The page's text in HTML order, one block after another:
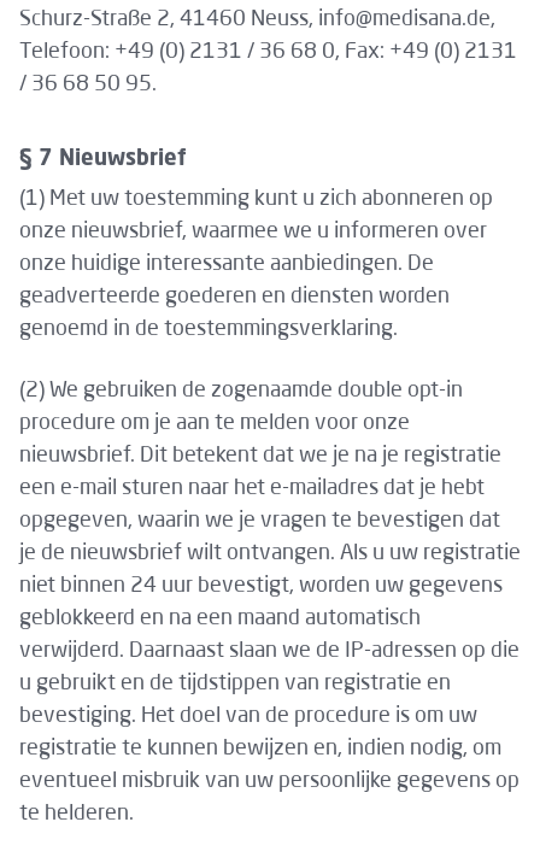
Schurz-Straße 2, 41460 Neuss, info@medisana.de,
Telefoon: +49 (0) 2131 / 36 68 0, Fax: +49 (0) 2131
/ 36 68 50 95.
§ 7 Nieuwsbrief
(1) Met uw toestemming kunt u zich abonneren op
onze nieuwsbrief, waarmee we u informeren over
onze huidige interessante aanbiedingen. De
geadverteerde goederen en diensten worden
genoemd in de toestemmingsverklaring.
(2) We gebruiken de zogenaamde double opt-in
procedure om je aan te melden voor onze
nieuwsbrief. Dit betekent dat we je na je registratie
een e-mail sturen naar het e-mailadres dat je hebt
opgegeven, waarin we je vragen te bevestigen dat
je de nieuwsbrief wilt ontvangen. Als u uw registratie
niet binnen 24 uur bevestigt, worden uw gegevens
geblokkeerd en na een maand automatisch
verwijderd. Daarnaast slaan we de IP-adressen op die
u gebruikt en de tijdstippen van registratie en
bevestiging. Het doel van de procedure is om uw
registratie te kunnen bewijzen en, indien nodig, om
eventueel misbruik van uw persoonlijke gegevens op
te helderen.